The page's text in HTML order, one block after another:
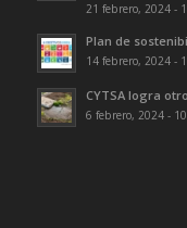
21 febrero, 2024 -
Plan de
14 febrero, 2024 -
CYTSA logra
6 febrero, 2024 -